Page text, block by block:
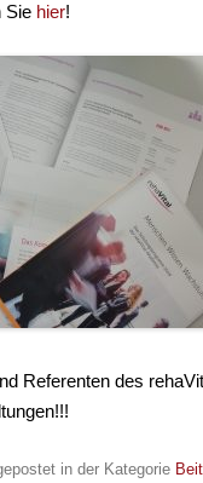
Sie hier!
Referenten des
in der Kategorie